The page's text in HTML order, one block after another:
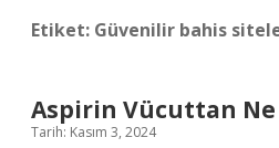
Etiket: Güvenilir bahis
Aspirin Vücuttan Ne
Tarih: Kasım 3, 2024